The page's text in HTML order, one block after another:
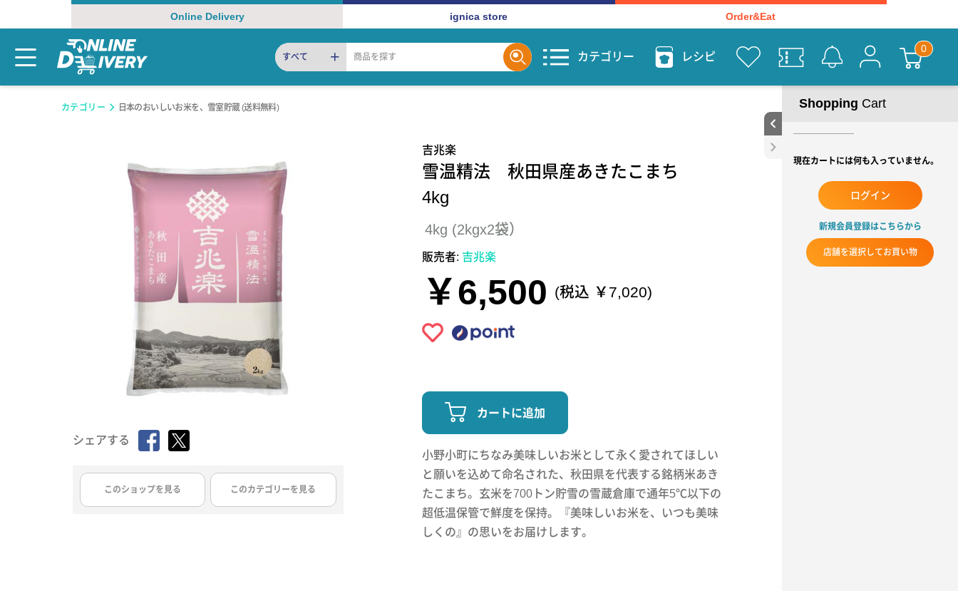
Online Delivery ignica store Order&Eat
すべて カテゴリー レシピ
カテゴリー 日本のおいしいお米を、雪室貯蔵 (送料無料)
シェアする
このショップを見る このカテゴリーを見る
吉兆楽
雪温精法 秋田県産あきたこまち
4kg
4kg (2kgx2袋）
販売者: 吉兆楽
￥6,500 (税込 ￥7,020)
カートに追加
小野小町にちなみ美味しいお米として永く愛されてほしい
と願いを込めて命名された、秋田県を代表する銘柄米あき
たこまち。玄米を700トン貯雪の雪蔵倉庫で通年5℃以下の
超低温保管で鮮度を保持。『美味しいお米を、いつも美味
しくの』の思いをお届けします。
Shopping Cart
現在カートには何も入っていません。
ログイン
新規会員登録はこちらから
店舗を選択してお買い物